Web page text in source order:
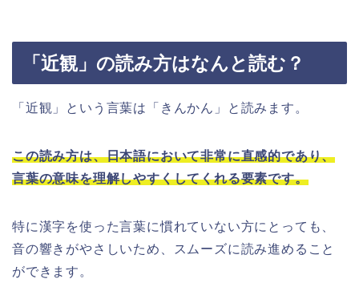
「近観」の読み方はなんと読む？
「近観」という言葉は「きんかん」と読みます。
この読み方は、日本語において非常に直感的であり、
言葉の意味を理解しやすくしてくれる要素です。
特に漢字を使った言葉に慣れていない方にとっても、
音の響きがやさしいため、スムーズに読み進めること
ができます。